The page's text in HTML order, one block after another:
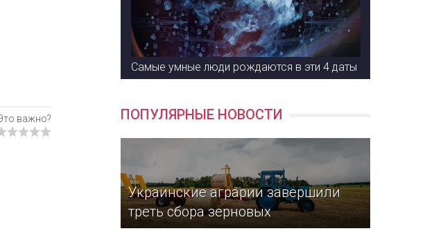
Самые умные люди рождаются в эти 4 даты
ПОПУЛЯРНЫЕ НОВОСТИ
Украинские аграрии завершили
треть сбора зерновых